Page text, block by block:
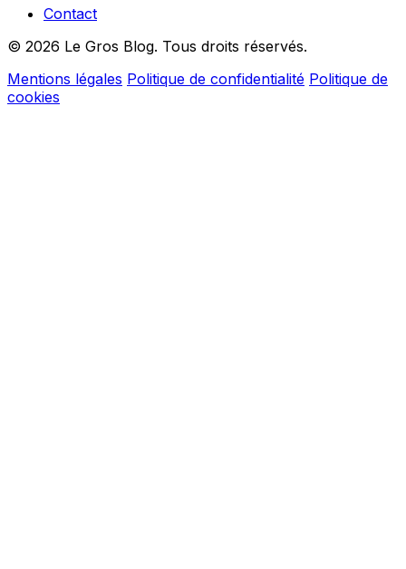
Contact
© 2026 Le Gros Blog. Tous droits réservés.
Mentions légales Politique de confidentialité Politique de
cookies